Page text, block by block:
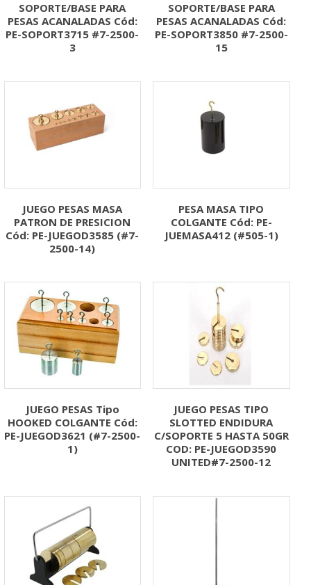
SOPORTE/BASE PARA
PESAS ACANALADAS Cód:
PE-SOPORT3715 #7-2500-
3
SOPORTE/BASE PARA
PESAS ACANALADAS Cód:
PE-SOPORT3850 #7-2500-
15
JUEGO PESAS MASA
PATRON DE PRESICION
Cód: PE-JUEGOD3585 (#7-
2500-14)
PESA MASA TIPO
COLGANTE Cód: PE-
JUEMASA412 (#505-1)
JUEGO PESAS Tipo
HOOKED COLGANTE Cód:
PE-JUEGOD3621 (#7-2500-
1)
JUEGO PESAS TIPO
SLOTTED ENDIDURA
C/SOPORTE 5 HASTA 50GR
COD: PE-JUEGOD3590
UNITED#7-2500-12